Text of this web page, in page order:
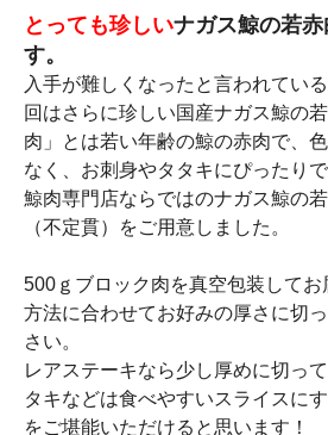
とっても珍しいナガス鯨の若
す。
入手が難しくなったと言われてい
回はさらに珍しい国産ナガス鯨の
肉」とは若い年齢の鯨の赤肉で、
なく、お刺身やタタキにぴったりで
鯨肉専門店ならではのナガス鯨の
（不定貫）をご用意しました。
500ｇブロック肉を真空包装して
方法に合わせてお好みの厚さに切
さい。
レアステーキなら少し厚めに切っ
タキなどは食べやすいスライスに
をご堪能いただけると思います！